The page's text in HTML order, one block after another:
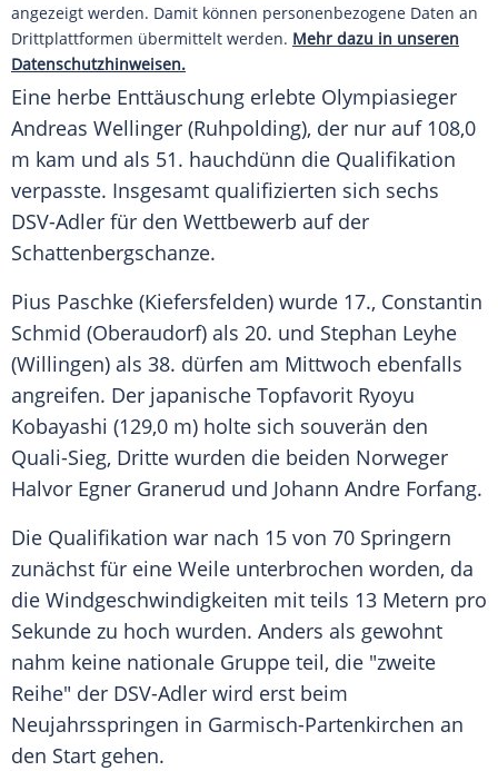
angezeigt werden. Damit können personenbezogene Daten an
Drittplattformen übermittelt werden. Mehr dazu in unseren
Datenschutzhinweisen.
Eine herbe Enttäuschung erlebte Olympiasieger
Andreas Wellinger (Ruhpolding), der nur auf 108,0
m kam und als 51. hauchdünn die Qualifikation
verpasste. Insgesamt qualifizierten sich sechs
DSV-Adler für den Wettbewerb auf der
Schattenbergschanze.
Pius Paschke (Kiefersfelden) wurde 17., Constantin
Schmid (Oberaudorf) als 20. und Stephan Leyhe
(Willingen) als 38. dürfen am Mittwoch ebenfalls
angreifen. Der japanische Topfavorit Ryoyu
Kobayashi (129,0 m) holte sich souverän den
Quali-Sieg, Dritte wurden die beiden Norweger
Halvor Egner Granerud und Johann Andre Forfang.
Die Qualifikation war nach 15 von 70 Springern
zunächst für eine Weile unterbrochen worden, da
die Windgeschwindigkeiten mit teils 13 Metern pro
Sekunde zu hoch wurden. Anders als gewohnt
nahm keine nationale Gruppe teil, die "zweite
Reihe" der DSV-Adler wird erst beim
Neujahrsspringen in Garmisch-Partenkirchen an
den Start gehen.